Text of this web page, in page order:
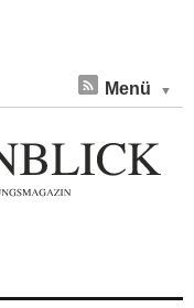
Menü